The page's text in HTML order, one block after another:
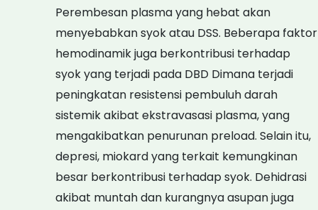
Perembesan plasma yang hebat akan
menyebabkan syok atau DSS. Beberapa faktor
hemodinamik juga berkontribusi terhadap
syok yang terjadi pada DBD Dimana terjadi
peningkatan resistensi pembuluh darah
sistemik akibat ekstravasasi plasma, yang
mengakibatkan penurunan preload. Selain itu,
depresi, miokard yang terkait kemungkinan
besar berkontribusi terhadap syok. Dehidrasi
akibat muntah dan kurangnya asupan juga